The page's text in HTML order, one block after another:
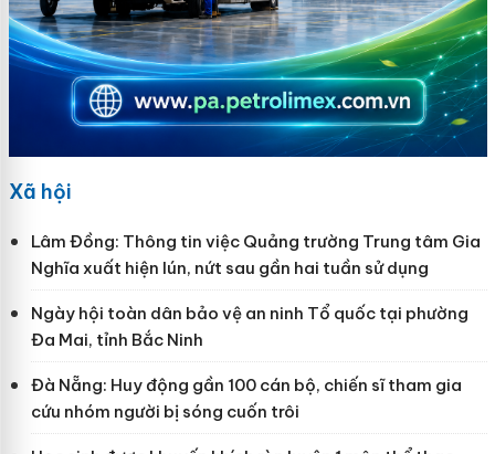
Xã hội
Lâm Đồng: Thông tin việc Quảng trường Trung tâm Gia
Nghĩa xuất hiện lún, nứt sau gần hai tuần sử dụng
Ngày hội toàn dân bảo vệ an ninh Tổ quốc tại phường
Đa Mai, tỉnh Bắc Ninh
Đà Nẵng: Huy động gần 100 cán bộ, chiến sĩ tham gia
cứu nhóm người bị sóng cuốn trôi